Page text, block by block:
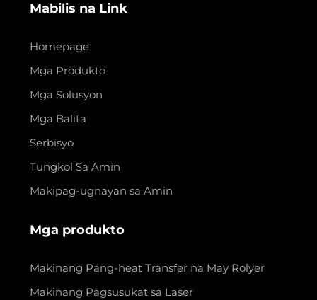
Mabilis na Link
Homepage
Mga Produkto
Mga Solusyon
Mga Balita
Serbisyo
Tungkol Sa Amin
Makipag-ugnayan sa Amin
Mga produkto
Makinang Pang-heat Transfer na May Rolyer
Makinang Pagsusukat sa Laser